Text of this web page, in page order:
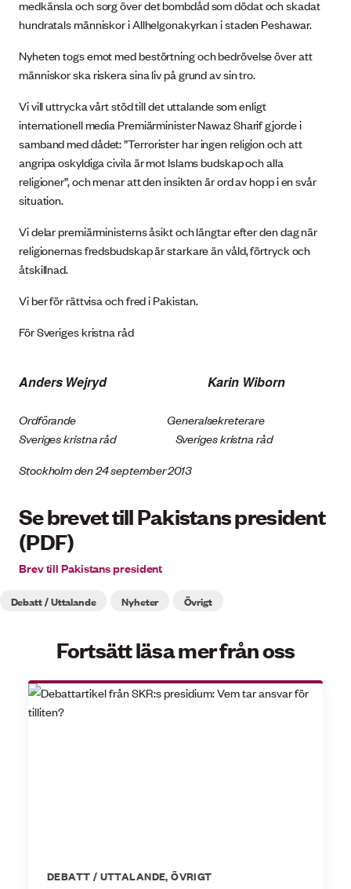
medkänsla och sorg över det bombdåd som dödat och skadat
hundratals människor i Allhelgonakyrkan i staden Peshawar.
Nyheten togs emot med bestörtning och bedrövelse över att
människor ska riskera sina liv på grund av sin tro.
Vi vill uttrycka vårt stöd till det uttalande som enligt
internationell media Premiärminister Nawaz Sharif gjorde i
samband med dådet: ”Terrorister har ingen religion och att
angripa oskyldiga civila är mot Islams budskap och alla
religioner”, och menar att den insikten är ord av hopp i en svår
situation.
Vi delar premiärministerns åsikt och längtar efter den dag när
religionernas fredsbudskap är starkare än våld, förtryck och
åtskillnad.
Vi ber för rättvisa och fred i Pakistan.
För Sveriges kristna råd
Anders Wejryd Karin Wiborn
Ordförande Generalsekreterare
Sveriges kristna råd Sveriges kristna råd
Stockholm den 24 september 2013
Se brevet till Pakistans president
(PDF)
Brev till Pakistans president
Debatt / Uttalande Nyheter Övrigt
Fortsätt läsa mer från oss
DEBATT / UTTALANDE,ÖVRIGT